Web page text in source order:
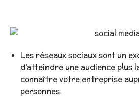
Les réseaux sociaux sont un
d’atteindre une audience plus
connaître votre entreprise
personnes.